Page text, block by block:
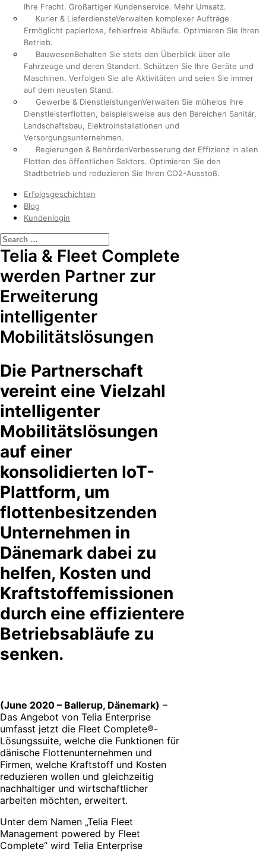
Ihre Fracht. Großartiger Kundenservice. Mehr Umsatz.
Kurier & LieferdiensteVerwalten komplexer Aufträge.
Ermöglicht papierlose, fehlerfreie Abläufe. Optimieren Sie Ihren
Betrieb.
BauwesenBehalten Sie stets den Überblick über alle
Fahrzeuge und deren Standort. Schützen Sie Ihre Geräte und
Maschinen. Verfolgen Sie alle Aktivitäten und seien Sie immer
auf dem neusten Stand.
Gewerbe & DienstleistungenVerwalten Sie mühelos Ihre
Dienstleisterflotten, beispielsweise aus den Bereichen Sanitär,
Landschaftsbau, Elektroinstallationen und
Versorgungsunternehmen.
Regierungen & BehördenVerbesserung der Effizienz in allen
Flotten des öffentlichen Sektors. Optimieren Sie den
Stadtbetrieb und reduzieren Sie Ihren CO2-Ausstoß.
Erfolgsgeschichten
Blog
Kundenlogin
Telia & Fleet Complete
werden Partner zur
Erweiterung
intelligenter
Mobilitätslösungen
Die Partnerschaft
vereint eine Vielzahl
intelligenter
Mobilitätslösungen
auf einer
konsolidierten IoT-
Plattform, um
flottenbesitzenden
Unternehmen in
Dänemark dabei zu
helfen, Kosten und
Kraftstoffemissionen
durch eine effizientere
Betriebsabläufe zu
senken.
(June 2020 – Ballerup, Dänemark) –
Das Angebot von Telia Enterprise
umfasst jetzt die Fleet Complete®-
Lösungssuite, welche die Funktionen für
dänische Flottenunternehmen und
Firmen, welche Kraftstoff und Kosten
reduzieren wollen und gleichzeitig
nachhaltiger und wirtschaftlicher
arbeiten möchten, erweitert.
Unter dem Namen „Telia Fleet
Management powered by Fleet
Complete“ wird Telia Enterprise